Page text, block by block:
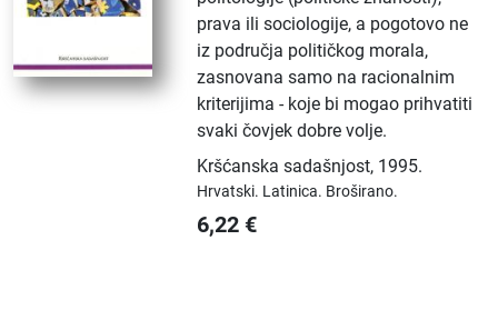
prava ili sociologije, a pogotovo ne
iz područja političkog morala,
zasnovana samo na racionalnim
kriterijima - koje bi mogao prihvatiti
svaki čovjek dobre volje.
Kršćanska sadašnjost, 1995.
Hrvatski. Latinica. Broširano.
6,22 €